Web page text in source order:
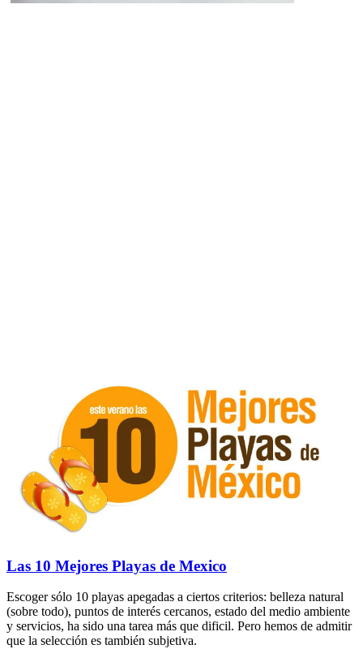
Las 10 Mejores Playas de Mexico
Escoger sólo 10 playas apegadas a ciertos criterios: belleza natural
(sobre todo), puntos de interés cercanos, estado del medio ambiente
y servicios, ha sido una tarea más que dificil. Pero hemos de admitir
que la selección es también subjetiva.